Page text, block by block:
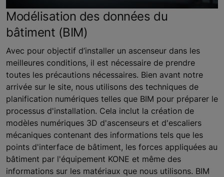
Modélisation des données du
bâtiment (BIM)
Avec pour objectif d’installer un ascenseur dans les
meilleures conditions, il est nécessaire de prendre
toutes les précautions nécessaires. Bien avant notre
arrivée sur le site, nous utilisons des techniques de
planification numériques telles que BIM pour préparer le
processus d'installation. Cela inclut la création de
modèles numériques 3D d'ascenseurs et d'escaliers
mécaniques contenant des informations tels que les
points d'interface de bâtiment, les forces appliquées au
bâtiment par l'équipement KONE et même des
informations sur les matériaux que nous utilisons. BIM